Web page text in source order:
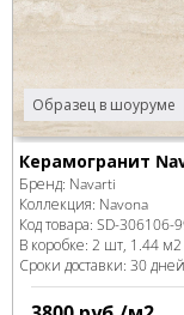
Образец в шоуруме
Керамогранит
Бренд: Navarti
Коллекция: Navona
Код товара: SD-306106-
В коробке: 2 шт, 1.44 м2
Сроки доставки: 30 дней